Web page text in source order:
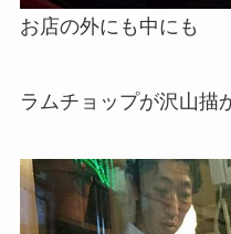
お店の外にも中にも
ラムチョップが沢山描